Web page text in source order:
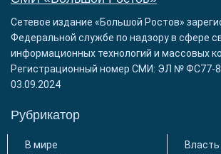
Сетевое издание «Большой Ростов»
Федеральной службе по надзору в сфере
информационных технологий и массовых
Регистрационный номер СМИ: ЭЛ № ФС77-
03.09.2024
Рубрикатор
В мире
Власть